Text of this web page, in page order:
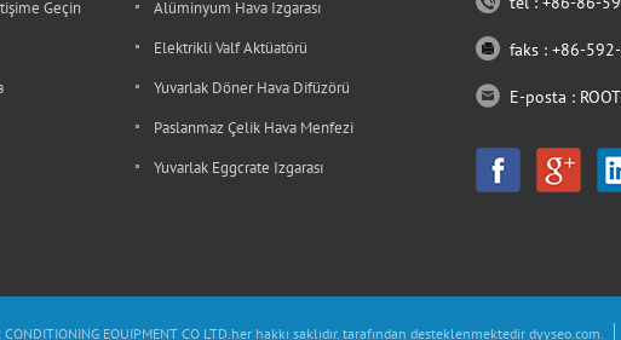
Geçin
Alüminyum Hava Izgarası
Elektrikli Valf Aktüatörü
Yuvarlak Döner Hava Difüzörü
Paslanmaz Çelik Hava Menfezi
Yuvarlak Eggcrate Izgarası
faks : +86-
E-posta :
EQUIPMENT CO LTD.her hakkı saklıdır. tarafından desteklenmektedirdyyseo.com.